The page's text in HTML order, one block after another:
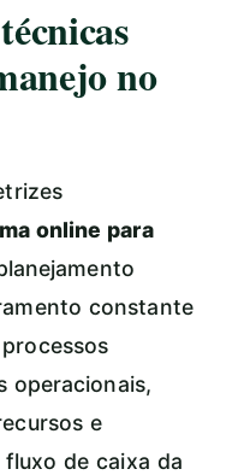
no
online para
constante
operacionais,
e
de caixa da